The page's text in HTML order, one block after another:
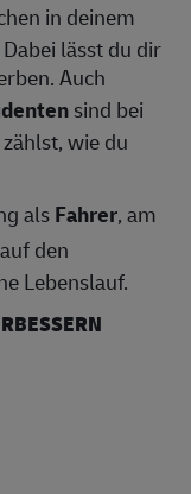
in deinem
lässt du dir
Auch
sind bei
wie du
alsFahrer, am
den
Lebenslauf.